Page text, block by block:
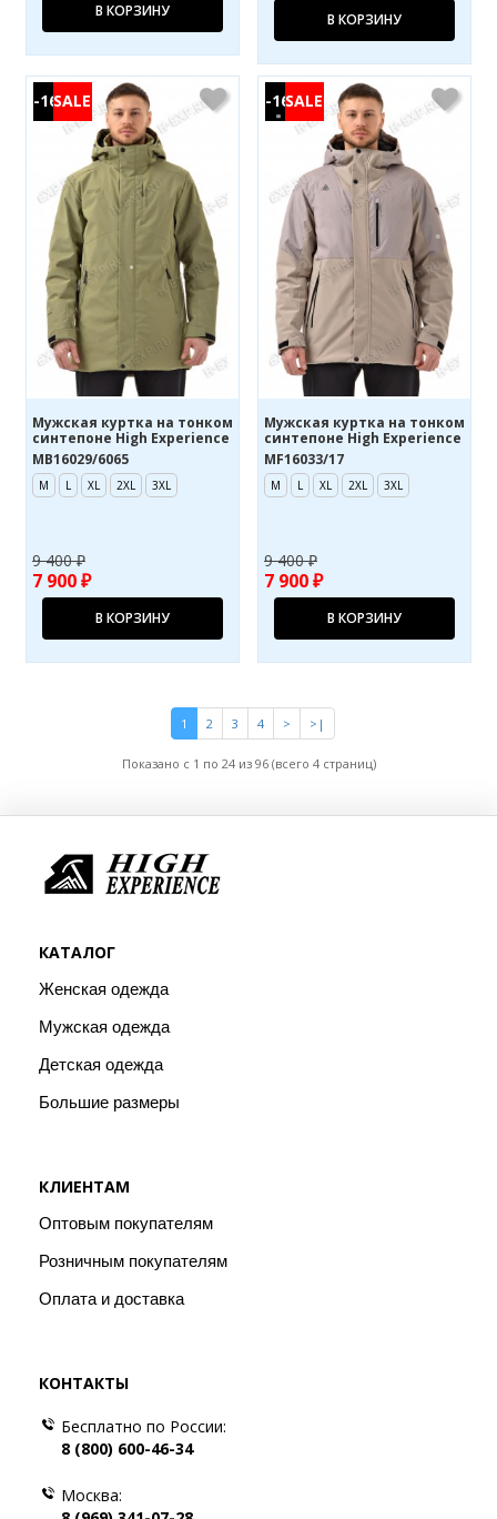
В КОРЗИНУ В КОРЗИНУ
-16%
Мужская куртка на тонком
синтепоне High Experience
MB16029/6065
M L XL 2XL 3XL
9 400 ₽
7 900 ₽
В КОРЗИНУ
-16%
Мужская куртка на тонком
синтепоне High Experience
MF16033/17
M L XL 2XL 3XL
9 400 ₽
7 900 ₽
В КОРЗИНУ
1 2 3 4 > >|
Показано с 1 по 24 из 96 (всего 4 страниц)
КАТАЛОГ
Женская одежда
Мужская одежда
Детская одежда
Большие размеры
КЛИЕНТАМ
Оптовым покупателям
Розничным покупателям
Оплата и доставка
КОНТАКТЫ
Бесплатно по России:
8 (800) 600-46-34
Москва: